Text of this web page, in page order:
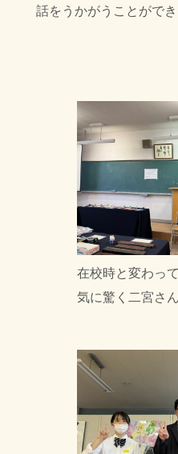
話をうかがうことができ
在校時と変わっ
気に驚く二宮さん